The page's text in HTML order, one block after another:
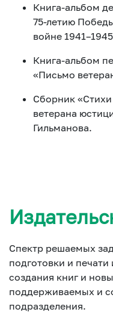
Книга-альбом
75-летию
войне 1941–1945
Книга-альбом
«Письмо
Сборник
ветерана
Гильманова.
Спектр решаемых
подготовки и
создания книг и
поддерживаемых и
подразделения.